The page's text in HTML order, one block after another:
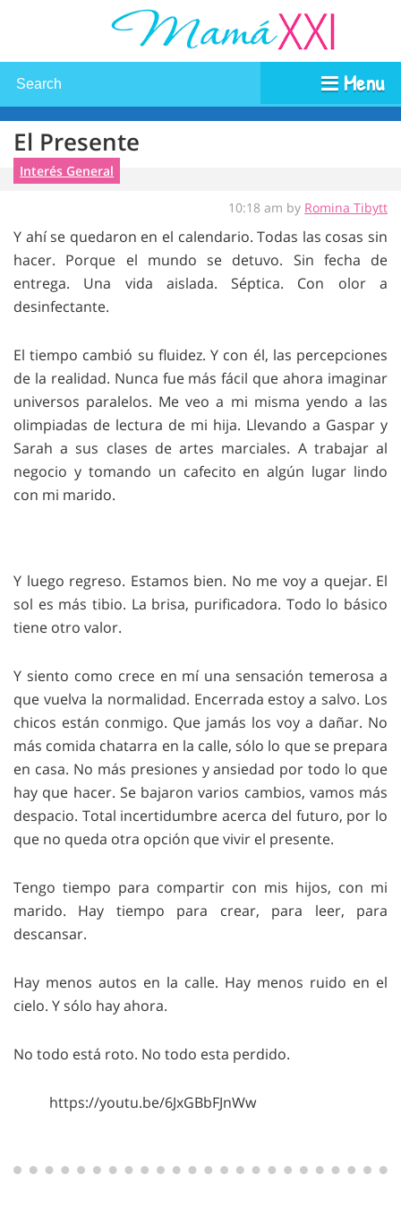
Menu
El Presente
Interés General
10:18 am by Romina Tibytt
Y ahí se quedaron en el calendario. Todas las cosas sin
hacer. Porque el mundo se detuvo. Sin fecha de
entrega. Una vida aislada. Séptica. Con olor a
desinfectante.
El tiempo cambió su fluidez. Y con él, las percepciones
de la realidad. Nunca fue más fácil que ahora imaginar
universos paralelos. Me veo a mi misma yendo a las
olimpiadas de lectura de mi hija. Llevando a Gaspar y
Sarah a sus clases de artes marciales. A trabajar al
negocio y tomando un cafecito en algún lugar lindo
con mi marido.
Y luego regreso. Estamos bien. No me voy a quejar. El
sol es más tibio. La brisa, purificadora. Todo lo básico
tiene otro valor.
Y siento como crece en mí una sensación temerosa a
que vuelva la normalidad. Encerrada estoy a salvo. Los
chicos están conmigo. Que jamás los voy a dañar. No
más comida chatarra en la calle, sólo lo que se prepara
en casa. No más presiones y ansiedad por todo lo que
hay que hacer. Se bajaron varios cambios, vamos más
despacio. Total incertidumbre acerca del futuro, por lo
que no queda otra opción que vivir el presente.
Tengo tiempo para compartir con mis hijos, con mi
marido. Hay tiempo para crear, para leer, para
descansar.
Hay menos autos en la calle. Hay menos ruido en el
cielo. Y sólo hay ahora.
No todo está roto. No todo esta perdido.
https://youtu.be/6JxGBbFJnWw